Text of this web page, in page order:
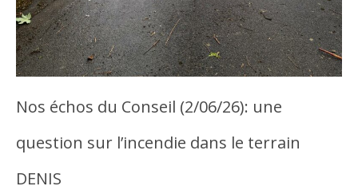
Nos échos du Conseil (2/06/26): une
question sur l’incendie dans le terrain
DENIS